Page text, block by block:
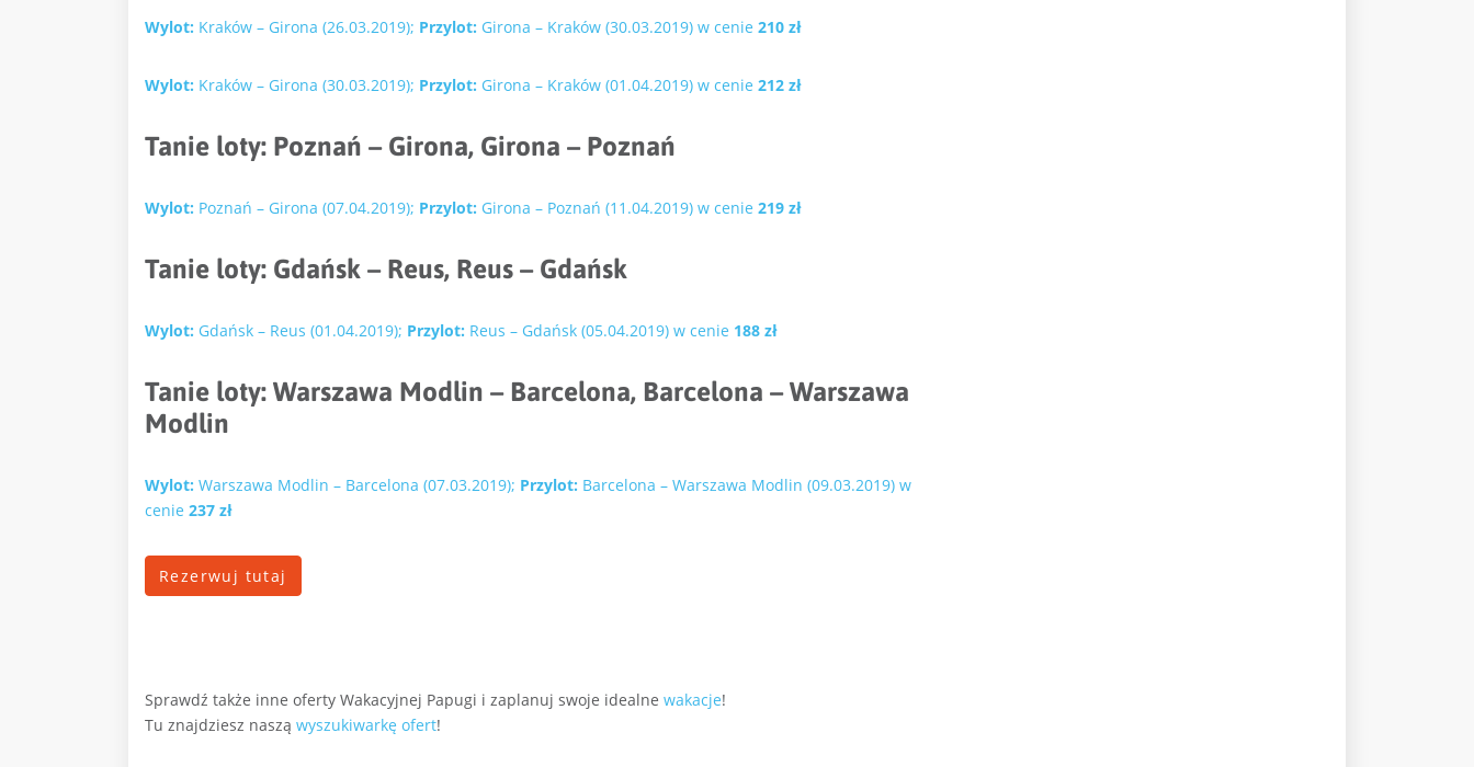
Wylot: Kraków – Girona (26.03.2019); Przylot: Girona – Kraków (30.03.2019) w cenie 210 zł
Wylot: Kraków – Girona (30.03.2019); Przylot: Girona – Kraków (01.04.2019) w cenie 212 zł
Tanie loty: Poznań – Girona, Girona – Poznań
Wylot: Poznań – Girona (07.04.2019); Przylot: Girona – Poznań (11.04.2019) w cenie 219 zł
Tanie loty: Gdańsk – Reus, Reus – Gdańsk
Wylot: Gdańsk – Reus (01.04.2019); Przylot: Reus – Gdańsk (05.04.2019) w cenie 188 zł
Tanie loty: Warszawa Modlin – Barcelona, Barcelona – Warszawa
Modlin
Wylot: Warszawa Modlin – Barcelona (07.03.2019); Przylot: Barcelona – Warszawa Modlin (09.03.2019) w
cenie 237 zł
Rezerwuj tutaj
Sprawdź także inne oferty Wakacyjnej Papugi i zaplanuj swoje idealne wakacje!
Tu znajdziesz naszą wyszukiwarkę ofert!